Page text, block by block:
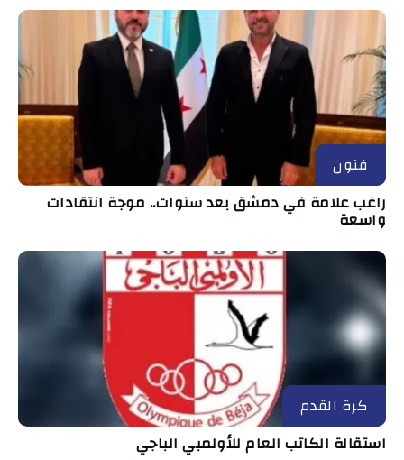
فنون
راغب علامة في دمشق بعد سنوات.. موجة انتقادات
واسعة
كرة القدم
استقالة الكاتب العام للأولمبي الباجي